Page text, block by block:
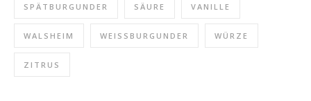
SPÄTBURGUNDER SÄURE VANILLE
WALSHEIM WEISSBURGUNDER WÜRZE
ZITRUS